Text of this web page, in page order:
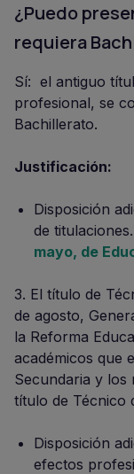
¿Puedo
requiera
Sí: el antiguo
profesional, se
Bachillerato.
Justificación:
Disposición
de
mayo, de
3. El título de
de agosto,
la Reforma
académicos que
Secundaria y los
título de Técnico
Disposición
efectos